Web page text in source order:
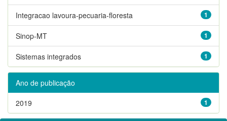
1
Integracao lavoura-pecuaria-floresta
1
Sinop-MT
1
Sistemas integrados
Ano de publicação
1
2019